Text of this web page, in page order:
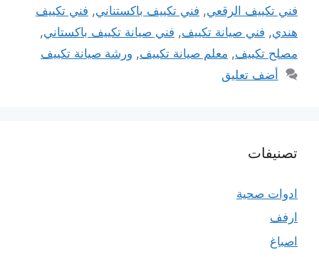
فني تكييف الرقعي, فني تكييف باكستناني, فني تكييف
هندي, فني صيانة تكييف, فني صيانة تكييف باكستاني,
مصلح تكييف, معلم صيانة تكييف, ورشة صيانة تكييف
أضف تعليق
تصنيفات
ادوات صحية
ارفف
اصباغ